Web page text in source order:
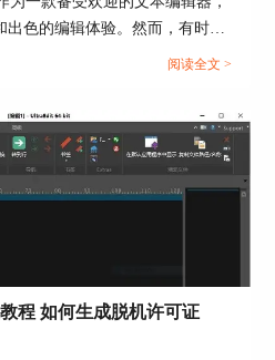
表所示的差异类型中指定
当左边文件较新时，将执
，并删除右边文件夹文件
出色的编辑体验。然而，有时用
的问题，这不仅影响了工作效
用程序错误怎么办。同时，我
器报错的实用技巧，以确保你的
阅读全文 >
程 如何生成脱机许可证